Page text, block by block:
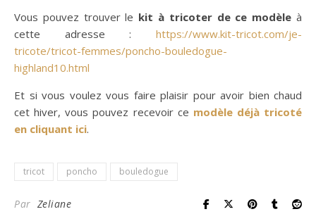
Vous pouvez trouver le kit à tricoter de ce modèle à
cette adresse : https://www.kit-tricot.com/je-
tricote/tricot-femmes/poncho-bouledogue-
highland10.html
Et si vous voulez vous faire plaisir pour avoir bien chaud
cet hiver, vous pouvez recevoir ce modèle déjà tricoté
en cliquant ici.
tricot poncho bouledogue
Par Zeliane